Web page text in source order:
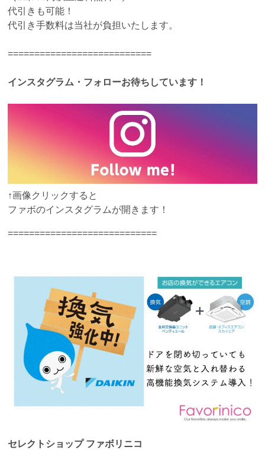
代引きも可能！
代引き手数料は当社が負担いたします。
===========================
インスタグラム・フォローお待ちしています！
↑画像クリックすると
ファボのインスタグラムが開きます！
============================
セレクトショップ ファボリニコ